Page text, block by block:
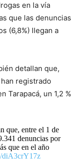
en la vía
que las denuncias
(6,8%) llegan a
detallan que,
registrado
Tarapacá, un 1,2 %
que, entre el 1 de
denuncias por
que en el año
diA3crY17z